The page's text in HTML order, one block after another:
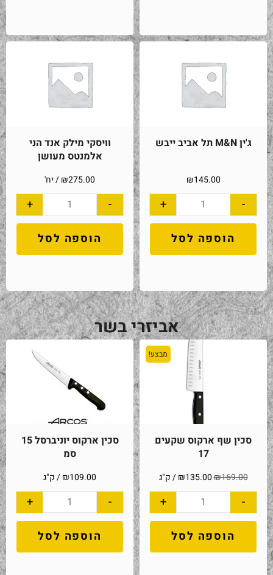
ג'ין M&N תל אביב ייבש
₪145.00
-
+
הוספה לסל
וויסקי מילק אנד הני
אלמנטס מעושן
₪275.00 / יח'
-
+
הוספה לסל
אביזרי בשר
מבצע!
סכין שף ארקוס שקעים
17
₪169.00
₪135.00 / ק"ג
-
+
הוספה לסל
סכין ארקוס יוניברסל 15
סמ
₪109.00 / ק"ג
-
+
הוספה לסל